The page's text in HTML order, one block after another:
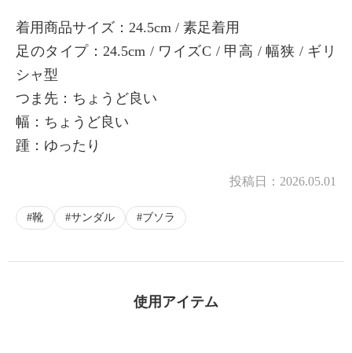
着用商品サイズ：24.5cm / 素足着用
足のタイプ：24.5cm / ワイズC / 甲高 / 幅狭 / ギリ
シャ型
つま先：ちょうど良い
幅：ちょうど良い
踵：ゆったり
投稿日： 2026.05.01
靴 サンダル ブソラ
使用アイテム